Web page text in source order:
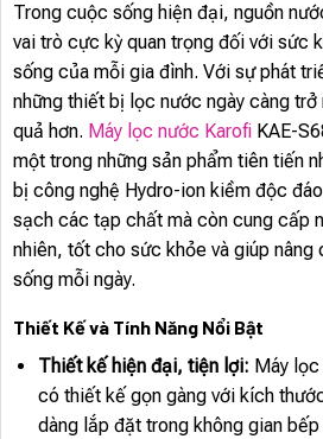
Trong cuộc sống hiện đại, nguồn
vai trò cực kỳ quan trọng đối với sức
sống của mỗi gia đình. Với sự phát
những thiết bị lọc nước ngày càng trở
quả hơn. Máy lọc nước Karofi KAE-
một trong những sản phẩm tiên tiến
bị công nghệ Hydro-ion kiềm độc
sạch các tạp chất mà còn cung cấp
nhiên, tốt cho sức khỏe và giúp
sống mỗi ngày.
Thiết Kế và Tính Năng Nổi Bật
Thiết kế hiện đại, tiện lợi: Máy
có thiết kế gọn gàng với kích
dàng lắp đặt trong không gian